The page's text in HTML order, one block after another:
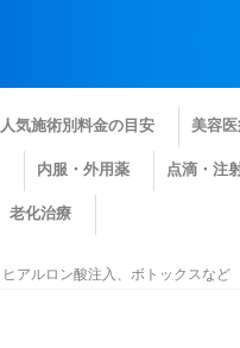
人気施術別料金の目安 美容
内服・外用薬 点滴・注
老化治療
ヒアルロン酸注入、ボトックスなど